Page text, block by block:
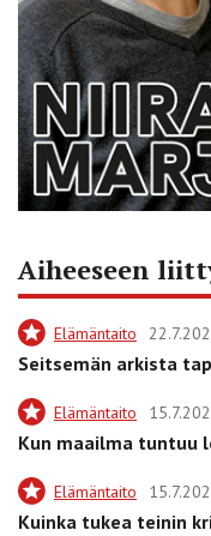
Aiheeseen
Elämäntaito
Seitsemän arkista
Elämäntaito
Kun maailma tuntuu
Elämäntaito
Kuinka tukea teinin